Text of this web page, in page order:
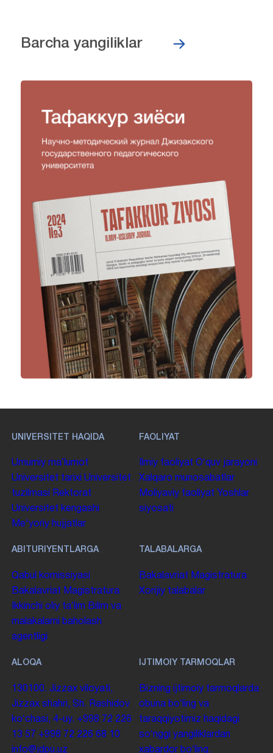
Barcha yangiliklar
UNIVERSITET HAQIDA
Umumiy maʼlumot
Universitet tarixi Universitet
tuzilmasi
Rektorat
Universitet kengashi
Me'yoriy hujjatlar
FAOLIYAT
Ilmiy faoliyat Oʻquv jarayoni
Xalqaro munosabatlar
Moliyaviy faoliyat Yoshlar
siyosati
ABITURIYENTLARGA
Qabul komissiyasi
Bakalavriat Magistratura
Ikkinchi oliy taʼlim Bilim va
malakalarni baholash
agentligi
TALABALARGA
Bakalavriat Magistratura
Xorijiy talabalar
ALOQA
130100. Jizzax viloyati,
Jizzax shahri, Sh. Rashidov
koʻchasi, 4-uy. +998 72 226
13 57 +998 72 226 68 10
info@jdpu.uz
IJTIMOIY TARMOQLAR
Bizning ijtimoiy tarmoqlarda
obuna boʻling va
taraqqiyotimiz haqidagi
soʻnggi yangiliklardan
xabardor boʻling.